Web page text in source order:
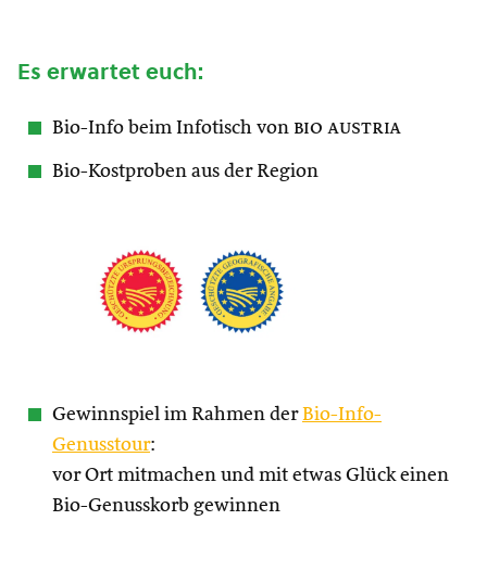
Es erwartet euch:
Bio-Info beim Infotisch von bio austria
Bio-Kostproben aus der Region
Gewinnspiel im Rahmen derBio-Info-
Genusstour:
vor Ort mitmachen und mit etwas Glück einen
Bio-Genusskorb gewinnen